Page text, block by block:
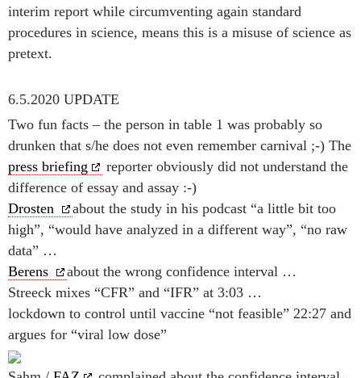
interim report while circumventing again standard
procedures in science, means this is a misuse of science as
pretext.
6.5.2020 UPDATE
Two fun facts – the person in table 1 was probably so
drunken that s/he does not even remember carnival ;-) The
press briefing
reporter obviously did not understand the
difference of essay and assay :-)
Drosten
about the study in his podcast “a little bit too
high”, “would have analyzed in a different way”, “no raw
data” …
Berens
about the wrong confidence interval …
Streeck mixes “CFR” and “IFR” at 3:03 …
lockdown to control until vaccine “not feasible” 22:27 and
argues for “viral low dose”